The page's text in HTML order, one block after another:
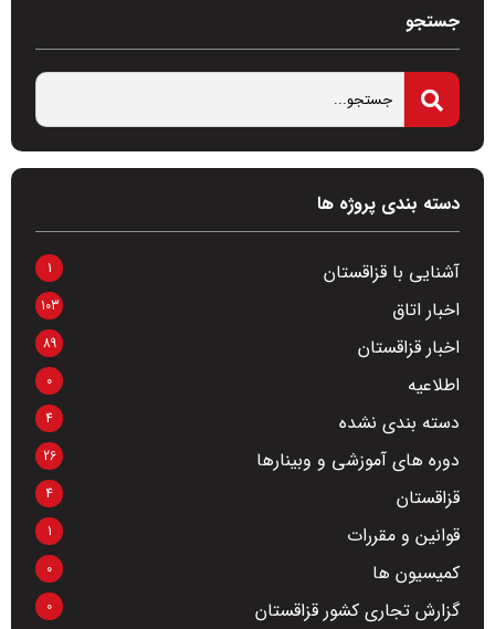
جستجو
دسته بندی پروژه ها
آشنایی با قزاقستان 1
اخبار اتاق 103
اخبار قزاقستان 89
اطلاعیه 0
دسته بندی نشده 4
دوره های آموزشی و وبینارها 26
قزاقستان 4
قوانین و مقررات 1
کمیسیون ها 0
گزارش تجاری کشور قزاقستان 0